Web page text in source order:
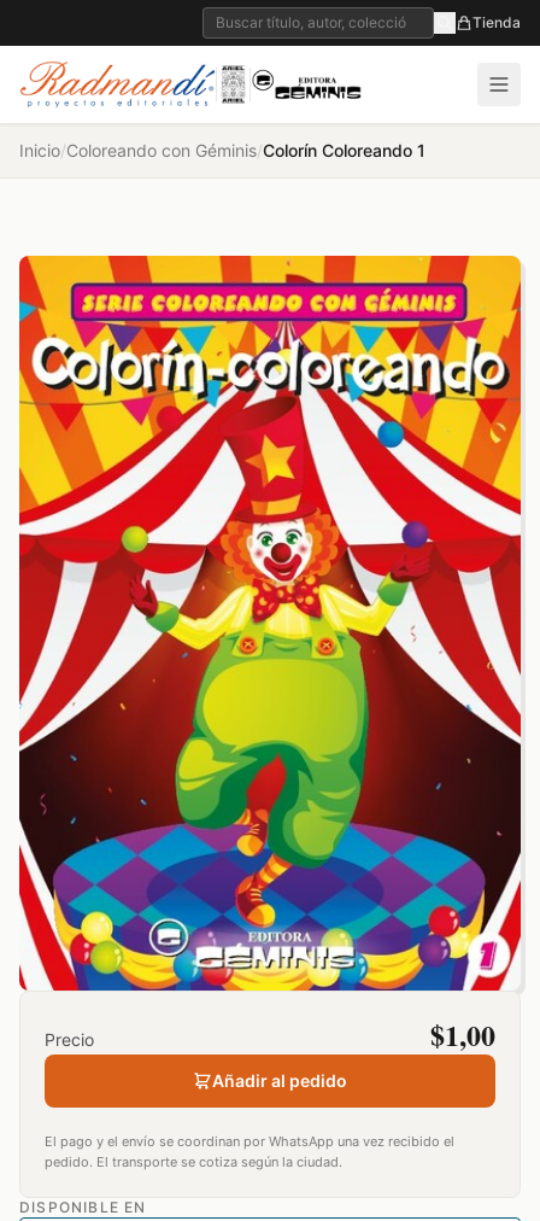
Tienda
Inicio/Coloreando con Géminis/Colorín Coloreando 1
Precio $1,00
Añadir al pedido
El pago y el envío se coordinan por WhatsApp una vez recibido el
pedido. El transporte se cotiza según la ciudad.
DISPONIBLE EN